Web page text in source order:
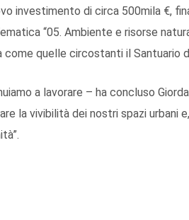
investimento di circa 500mila €,
“05. Ambiente e risorse
come quelle circostanti il Santuario
a lavorare – ha concluso
la vivibilità dei nostri spazi urbani